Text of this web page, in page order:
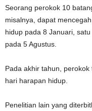
Seorang perokok 10
misalnya, dapat
hidup pada 8 Januari,
pada 5 Agustus.
Pada akhir tahun,
hari harapan hidup.
Penelitian lain yang